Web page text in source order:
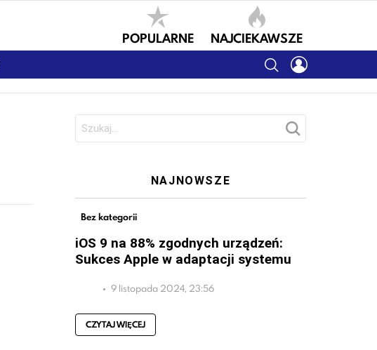
POPULARNE NAJCIEKAWSZE
SEARCH
NAJNOWSZE
Bez kategorii
iOS 9 na 88% zgodnych urządzeń:
Sukces Apple w adaptacji systemu
9 listopada 2024, 23:56
CZYTAJ WIĘCEJ